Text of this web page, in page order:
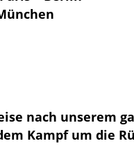
nach unserem
Kampf um die